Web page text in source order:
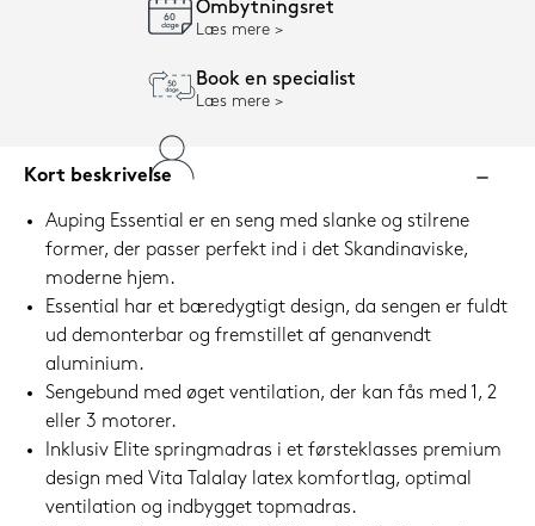
Ombytningsret
Læs mere
Book en specialist
Læs mere
Kort beskrivelse
Auping Essential er en seng med slanke og stilrene
former, der passer perfekt ind i det Skandinaviske,
moderne hjem.
Essential har et bæredygtigt design, da sengen er fuldt
ud demonterbar og fremstillet af genanvendt
aluminium.
Sengebund med øget ventilation, der kan fås med 1, 2
eller 3 motorer.
Inklusiv Elite springmadras i et førsteklasses premium
design med Vita Talalay latex komfortlag, optimal
ventilation og indbygget topmadras.